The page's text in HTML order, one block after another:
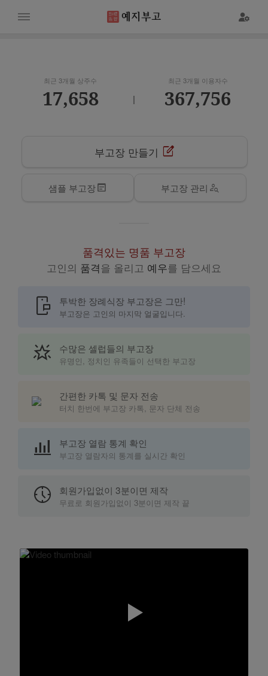
최근 3개월 상주수 최근 3개월 이용자수
17,658 | 367,756
부고장 만들기 edit_square
샘플 부고장wysiwyg 부고장 관리 person_search
품격있는 명품 부고장
고인의 품격을 올리고 예우를 담으세요
mobile_chat 투박한 장례식장 부고장은 그만!
부고장은 고인의 마지막 얼굴입니다.
star_shine 수많은 셀럽들의 부고장
유명인, 정치인 유족들이 선택한 부고장
간편한 카톡 및 문자 전송
터치 한번에 부고장 카톡, 문자 단체 전송
bar_chart_4_bars 부고장 열람 통계 확인
부고장 열람자의 통계를 실시간 확인
nest_clock_farsight_analog 회원가입없이 3분이면 제작
무료로 회원가입없이 3분이면 제작 끝